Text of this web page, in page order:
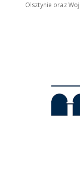
Olsztynie oraz